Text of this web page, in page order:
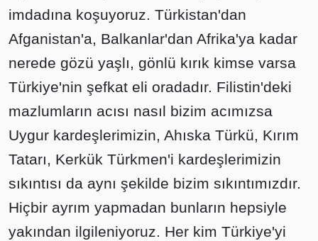
imdadına koşuyoruz. Türkistan'dan
Afganistan'a, Balkanlar'dan Afrika'ya kadar
nerede gözü yaşlı, gönlü kırık kimse varsa
Türkiye'nin şefkat eli oradadır. Filistin'deki
mazlumların acısı nasıl bizim acımızsa
Uygur kardeşlerimizin, Ahıska Türkü, Kırım
Tatarı, Kerkük Türkmen'i kardeşlerimizin
sıkıntısı da aynı şekilde bizim sıkıntımızdır.
Hiçbir ayrım yapmadan bunların hepsiyle
yakından ilgileniyoruz. Her kim Türkiye'yi